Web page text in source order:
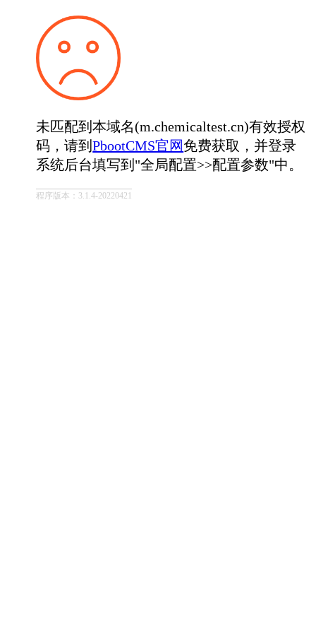
未匹配到本域名(m.chemicaltest.cn)有效授权
码，请到PbootCMS官网免费获取，并登录
系统后台填写到"全局配置>>配置参数"中。
程序版本：3.1.4-20220421